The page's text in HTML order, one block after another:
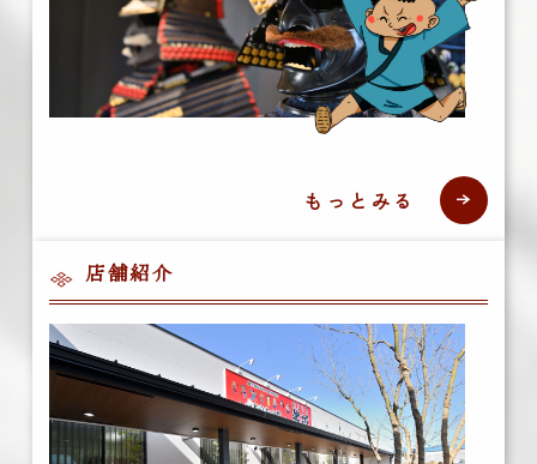
もっとみる
店舗紹介